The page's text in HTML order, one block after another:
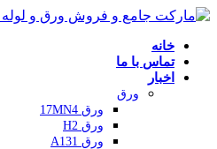
خانه
تماس با ما
اخبار
ورق
ورق 17MN4
ورق H2
ورق A131